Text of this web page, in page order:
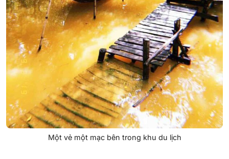
Một vẻ một mạc bên trong khu du lịch